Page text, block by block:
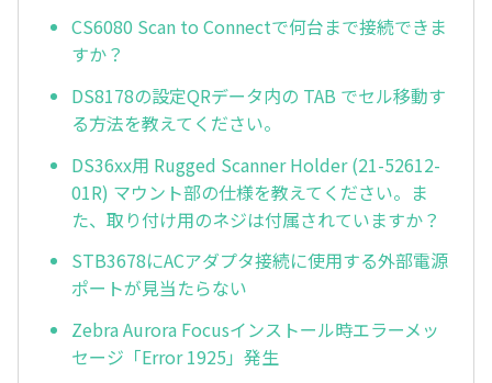
CS6080 Scan to Connectで何台まで接続できま
すか？
DS8178の設定QRデータ内の TAB でセル移動す
る方法を教えてください。
DS36xx用 Rugged Scanner Holder (21-52612-
01R) マウント部の仕様を教えてください。ま
た、取り付け用のネジは付属されていますか？
STB3678にACアダプタ接続に使用する外部電源
ポートが見当たらない
Zebra Aurora Focusインストール時エラーメッ
セージ「Error 1925」発生